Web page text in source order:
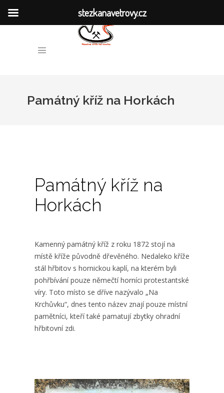
MÍSTA SPOJENÁ S TĚŽBOU
Památný kříž na Horkách
Památný kříž na
Horkách
Kamenný památný kříž z roku 1872 stojí na
místě kříže původně dřevěného. Nedaleko kříže
stál hřbitov s hornickou kaplí, na kterém byli
pohřbívání pouze němečtí horníci protestantské
víry. Toto místo se dříve nazývalo „Na
Krchůvku“, dnes tento název znají pouze místní
pamětníci, kteří také pamatují zbytky ohradní
hřbitovní zdi.
stezkanavetrovy.cz